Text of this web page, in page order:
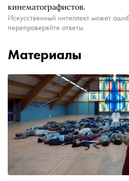
кинематографистов.
Искусственный интеллект может
перепроверяйте ответы.
Материалы